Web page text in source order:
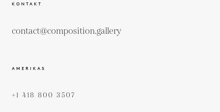
KONTAKT
contact@composition.gallery
AMERIKAS
+1 418 800 3507